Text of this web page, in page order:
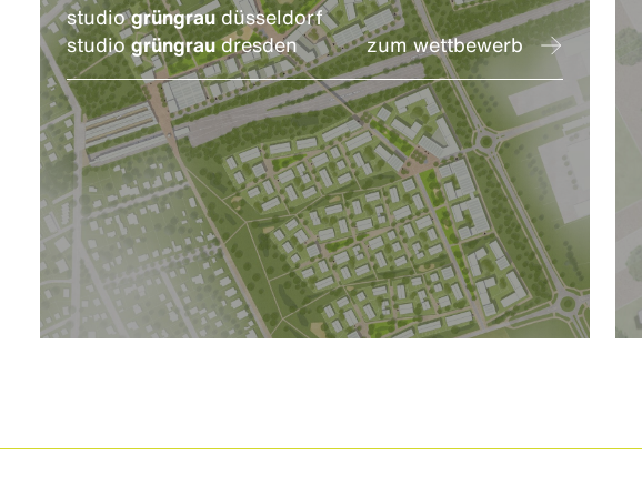
studiogrüngraudüsseldorf
studiogrüngraudresden zum wettbewerb